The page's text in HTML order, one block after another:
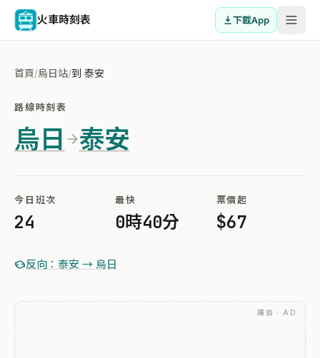
火車時刻表 下載App
首頁/烏日站/到 泰安
路線時刻表
烏日 泰安
今日班次
24
最快
0時40分
票價起
$67
反向：泰安 → 烏日
廣告 · AD